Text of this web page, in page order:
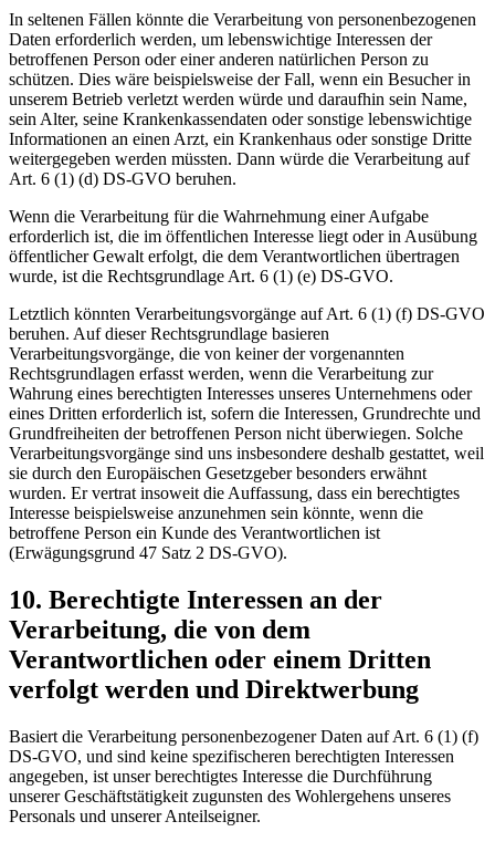
In seltenen Fällen könnte die Verarbeitung von personenbezogenen
Daten erforderlich werden, um lebenswichtige Interessen der
betroffenen Person oder einer anderen natürlichen Person zu
schützen. Dies wäre beispielsweise der Fall, wenn ein Besucher in
unserem Betrieb verletzt werden würde und daraufhin sein Name,
sein Alter, seine Krankenkassendaten oder sonstige lebenswichtige
Informationen an einen Arzt, ein Krankenhaus oder sonstige Dritte
weitergegeben werden müssten. Dann würde die Verarbeitung auf
Art. 6 (1) (d) DS-GVO beruhen.
Wenn die Verarbeitung für die Wahrnehmung einer Aufgabe
erforderlich ist, die im öffentlichen Interesse liegt oder in Ausübung
öffentlicher Gewalt erfolgt, die dem Verantwortlichen übertragen
wurde, ist die Rechtsgrundlage Art. 6 (1) (e) DS-GVO.
Letztlich könnten Verarbeitungsvorgänge auf Art. 6 (1) (f) DS-GVO
beruhen. Auf dieser Rechtsgrundlage basieren
Verarbeitungsvorgänge, die von keiner der vorgenannten
Rechtsgrundlagen erfasst werden, wenn die Verarbeitung zur
Wahrung eines berechtigten Interesses unseres Unternehmens oder
eines Dritten erforderlich ist, sofern die Interessen, Grundrechte und
Grundfreiheiten der betroffenen Person nicht überwiegen. Solche
Verarbeitungsvorgänge sind uns insbesondere deshalb gestattet, weil
sie durch den Europäischen Gesetzgeber besonders erwähnt
wurden. Er vertrat insoweit die Auffassung, dass ein berechtigtes
Interesse beispielsweise anzunehmen sein könnte, wenn die
betroffene Person ein Kunde des Verantwortlichen ist
(Erwägungsgrund 47 Satz 2 DS-GVO).
10. Berechtigte Interessen an der
Verarbeitung, die von dem
Verantwortlichen oder einem Dritten
verfolgt werden und Direktwerbung
Basiert die Verarbeitung personenbezogener Daten auf Art. 6 (1) (f)
DS-GVO, und sind keine spezifischeren berechtigten Interessen
angegeben, ist unser berechtigtes Interesse die Durchführung
unserer Geschäftstätigkeit zugunsten des Wohlergehens unseres
Personals und unserer Anteilseigner.